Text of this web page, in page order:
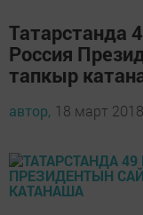
Татарстанда
Россия
тапкыр
автор, 18 март